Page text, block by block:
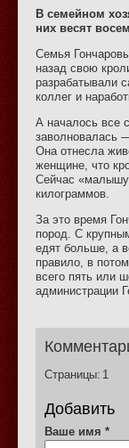
В семейном
них весят
Семья
назад свою
разрабатывали
коллег и
А началось все
заволновалась
Она отнесла
женщине, что
Сейчас
килограммов.
За это время
пород. С
едят больше, а
правило, в
всего пять или
администрации
Страницы: 1
Добавить
Ваше имя *